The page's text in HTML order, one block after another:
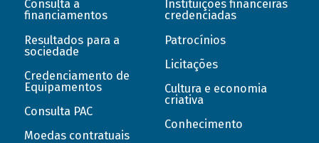
Consulta a
financiamentos
Resultados para a
sociedade
Credenciamento de
Equipamentos
Consulta PAC
Moedas contratuais
Instituições financeiras
credenciadas
Patrocínios
Licitações
Cultura e economia
criativa
Conhecimento